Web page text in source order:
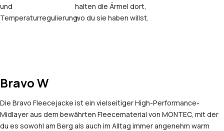
und
Temperaturregulierung.
halten die Ärmel dort,
wo du sie haben willst.
Bravo W
Die Bravo Fleecejacke ist ein vielseitiger High-Performance-
Midlayer aus dem bewährten Fleecematerial von MONTEC, mit der
du es sowohl am Berg als auch im Alltag immer angenehm warm